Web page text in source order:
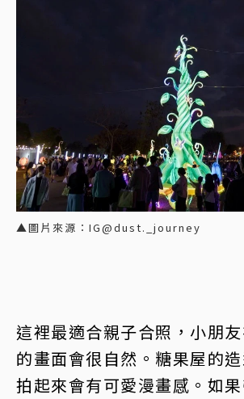
▲圖片來源：IG@dust._journey
這裡最適合親子合照，小朋
的畫面會很自然。糖果屋的造
拍起來會有可愛漫畫感。如果